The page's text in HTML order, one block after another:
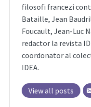
filosofi francezi
Bataille, Jean
Foucault, Jean-Luc
redactor la revista
coordonator al
IDEA.
View all posts